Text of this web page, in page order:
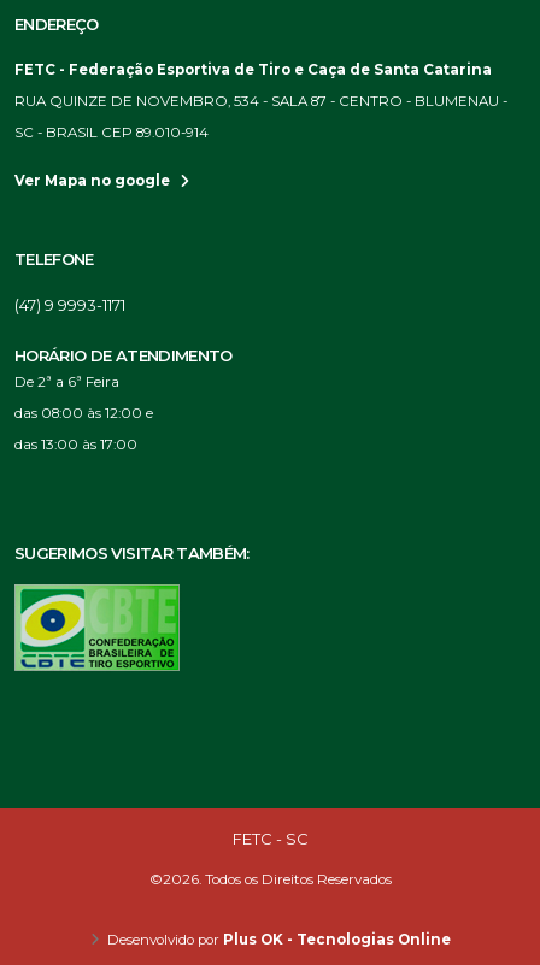
ENDEREÇO
FETC - Federação Esportiva de Tiro e Caça de Santa Catarina
RUA QUINZE DE NOVEMBRO, 534 - SALA 87 - CENTRO - BLUMENAU -
SC - BRASIL CEP 89.010-914
Ver Mapa no google
TELEFONE
(47) 9 9993-1171
HORÁRIO DE ATENDIMENTO
De 2ª a 6ª Feira
das 08:00 às 12:00 e
das 13:00 às 17:00
SUGERIMOS VISITAR TAMBÉM:
FETC - SC
©2026. Todos os Direitos Reservados
Desenvolvido por Plus OK - Tecnologias Online